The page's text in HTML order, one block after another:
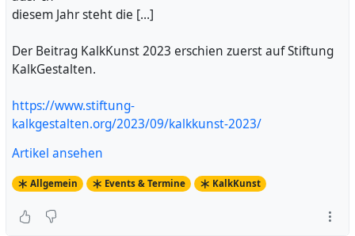
diesem Jahr steht die […]
Der Beitrag KalkKunst 2023 erschien zuerst auf Stiftung
KalkGestalten.
https://www.stiftung-
kalkgestalten.org/2023/09/kalkkunst-2023/
Artikel ansehen
Allgemein Events & Termine KalkKunst